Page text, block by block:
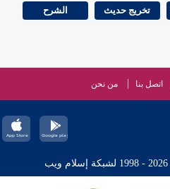
تخريج حديث الشرح
اتصل بنا من نحن